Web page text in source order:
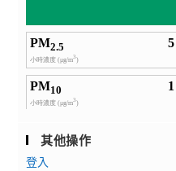
其他操作
登入